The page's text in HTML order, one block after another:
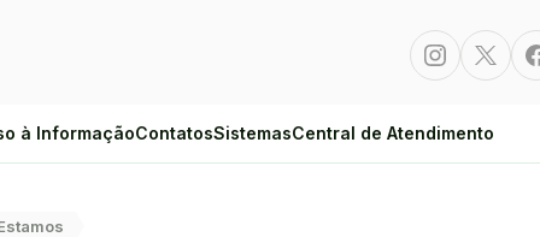
Instagram
à InformaçãoContatosSistemasCentral de Atendimento